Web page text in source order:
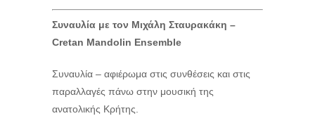
Συναυλία με τον Μιχάλη Σταυρακάκη –
Cretan Mandolin Ensemble
Συναυλία – αφιέρωμα στις συνθέσεις και στις
παραλλαγές πάνω στην μουσική της
ανατολικής Κρήτης.